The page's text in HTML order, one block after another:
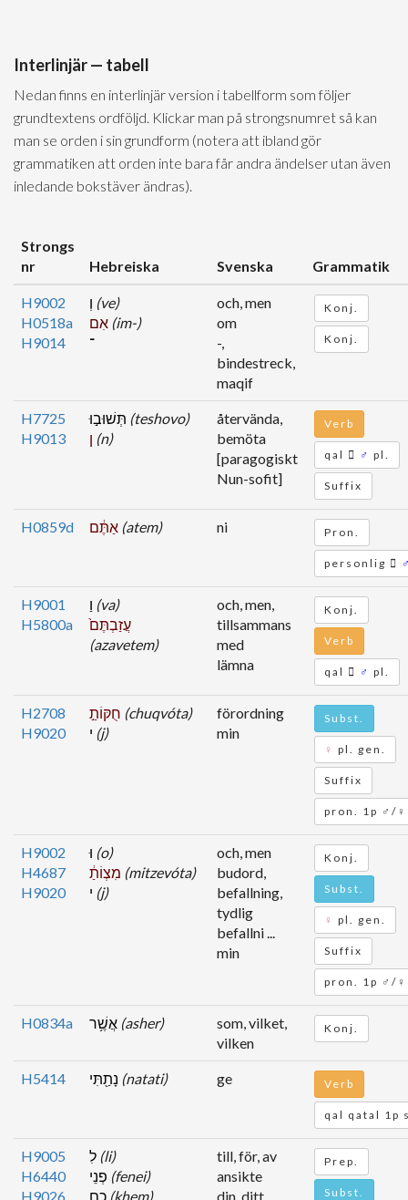
Interlinjär — tabell
Nedan finns en interlinjär version i tabellform som följer
grundtextens ordföljd. Klickar man på strongsnumret så kan
man se orden i sin grundform (notera att ibland gör
grammatiken att orden inte bara får andra ändelser utan även
inledande bokstäver ändras).
Strongs
nr
Hebreiska Svenska Grammatik
H9002
H0518a
H9014
(ve)
(im-)
־
och, men
om
-,
bindestreck,
maqif
Konj.
Konj.
H7725
H9013
(teshovo)
(n)
återvända,
bemöta
[paragogiskt
Nun-sofit]
Verb
qal ♂ pl.
Suffix
H0859d (atem) ni Pron.
personlig
H9001
H5800a
(va)
עֲזַבְתֶּם֙
(azavetem)
och, men,
tillsammans
med
lämna
Konj.
Verb
qal ♂ pl.
H2708
H9020
(chuqvóta)
(j)
förordning
min
Subst.
♀ pl. gen.
Suffix
pron. 1p ♂/
H9002
H4687
H9020
(o)
(mitzevóta)
(j)
och, men
budord,
befallning,
tydlig
befallni ...
min
Konj.
Subst.
♀ pl. gen.
Suffix
pron. 1p ♂/
H0834a (asher)
som, vilket,
vilken
Konj.
H5414 (natati) ge Verb
qal qatal 1p
H9005
H6440
H9026
(li)
(fenei)
(khem)
till, för, av
ansikte
din, ditt
Prep.
Subst.